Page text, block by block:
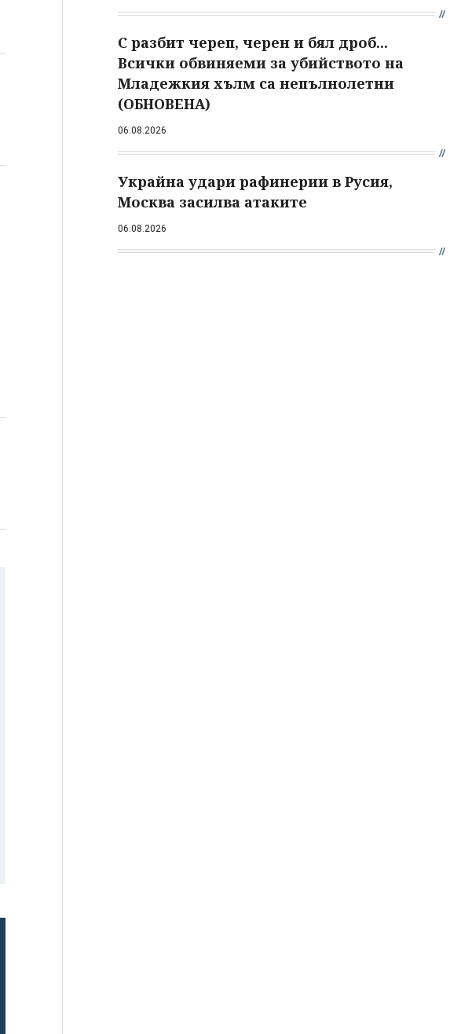
С разбит череп, черен и бял дроб...
Всички обвиняеми за убийството на
Младежкия хълм са непълнолетни
(ОБНОВЕНА)
06.08.2026
Украйна удари рафинерии в Русия,
Москва засилва атаките
06.08.2026